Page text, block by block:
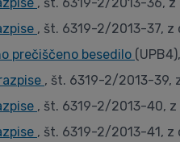
, št. 6319-2/2013-37, z
prečiščeno besedilo
, št. 6319-2/2013-39,
, št. 6319-2/2013-40, z
, št. 6319-2/2013-41, z